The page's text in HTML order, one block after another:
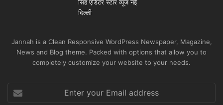
Jannah is a Clean Responsive WordPress Newspaper, Magazine,
News and Blog theme. Packed with options that allow you to
completely customize your website to your needs.
your